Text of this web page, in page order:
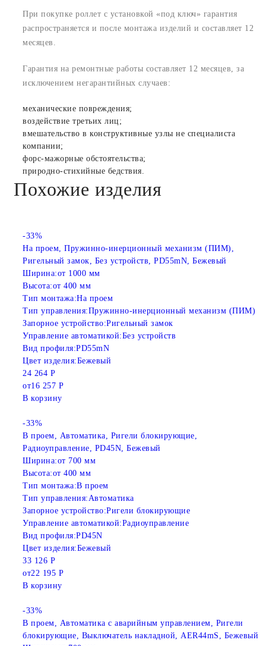
При покупке роллет с установкой «под ключ» гарантия
распространяется и после монтажа изделий и составляет 12
месяцев.
Гарантия на ремонтные работы составляет 12 месяцев, за
исключением негарантийных случаев:
механические повреждения;
воздействие третьих лиц;
вмешательство в конструктивные узлы не специалиста
компании;
форс-мажорные обстоятельства;
природно-стихийные бедствия.
Похожие изделия
-33%
На проем, Пружинно-инерционный механизм (ПИМ),
Ригельный замок, Без устройств, PD55mN, Бежевый
Ширина:от 1000 мм
Высота:от 400 мм
Тип монтажа:На проем
Тип управления:Пружинно-инерционный механизм (ПИМ)
Запорное устройство:Ригельный замок
Управление автоматикой:Без устройств
Вид профиля:PD55mN
Цвет изделия:Бежевый
24 264 Р
от16 257 Р
В корзину
-33%
В проем, Автоматика, Ригели блокирующие,
Радиоуправление, PD45N, Бежевый
Ширина:от 700 мм
Высота:от 400 мм
Тип монтажа:В проем
Тип управления:Автоматика
Запорное устройство:Ригели блокирующие
Управление автоматикой:Радиоуправление
Вид профиля:PD45N
Цвет изделия:Бежевый
33 126 Р
от22 195 Р
В корзину
-33%
В проем, Автоматика с аварийным управлением, Ригели
блокирующие, Выключатель накладной, AER44mS, Бежевый